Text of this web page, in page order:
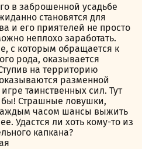
в заброшенной усадьбе
становятся для
и его приятелей не просто
неплохо заработать.
с которым обращается к
рода, оказывается
на территорию
разменной
таинственных сил. Тут
бы! Страшные ловушки,
часом шансы выжить
Удастся ли хоть кому-то из
капкана?